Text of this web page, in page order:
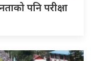
पनि परीक्षा